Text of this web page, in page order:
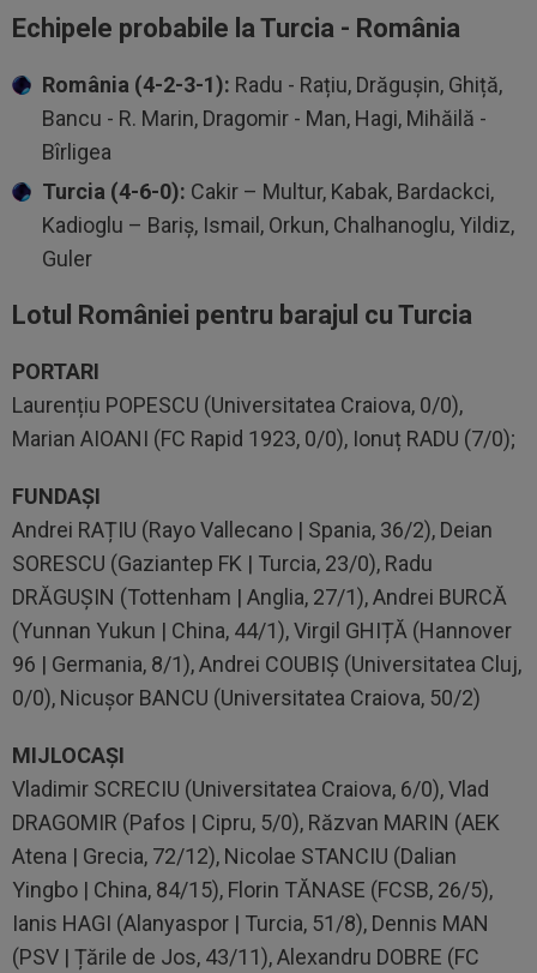
Echipele probabile la Turcia - România
România (4-2-3-1): Radu - Rațiu, Drăgușin, Ghiță,
Bancu - R. Marin, Dragomir - Man, Hagi, Mihăilă -
Bîrligea
Turcia (4-6-0): Cakir – Multur, Kabak, Bardackci,
Kadioglu – Bariş, Ismail, Orkun, Chalhanoglu, Yildiz,
Guler
Lotul României pentru barajul cu Turcia
PORTARI
Laurențiu POPESCU (Universitatea Craiova, 0/0),
Marian AIOANI (FC Rapid 1923, 0/0), Ionuț RADU (7/0);
FUNDAȘI
Andrei RAȚIU (Rayo Vallecano | Spania, 36/2), Deian
SORESCU (Gaziantep FK | Turcia, 23/0), Radu
DRĂGUȘIN (Tottenham | Anglia, 27/1), Andrei BURCĂ
(Yunnan Yukun | China, 44/1), Virgil GHIȚĂ (Hannover
96 | Germania, 8/1), Andrei COUBIȘ (Universitatea Cluj,
0/0), Nicușor BANCU (Universitatea Craiova, 50/2)
MIJLOCAȘI
Vladimir SCRECIU (Universitatea Craiova, 6/0), Vlad
DRAGOMIR (Pafos | Cipru, 5/0), Răzvan MARIN (AEK
Atena | Grecia, 72/12), Nicolae STANCIU (Dalian
Yingbo | China, 84/15), Florin TĂNASE (FCSB, 26/5),
Ianis HAGI (Alanyaspor | Turcia, 51/8), Dennis MAN
(PSV | Țările de Jos, 43/11), Alexandru DOBRE (FC